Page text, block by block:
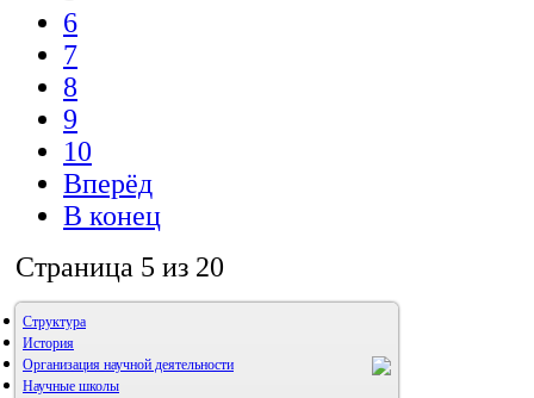
6
7
8
9
10
Вперёд
В конец
Страница 5 из 20
Структура
История
Организация научной деятельности
Научные школы